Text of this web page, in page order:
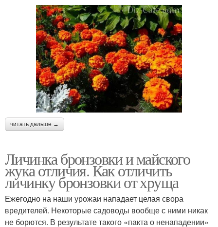
читать дальше →
Личинка бронзовки и майского
жука отличия. Как отличить
личинку бронзовки от хруща
Ежегодно на наши урожаи нападает целая свора
вредителей. Некоторые садоводы вообще с ними никак
не борются. В результате такого «пакта о ненападении»